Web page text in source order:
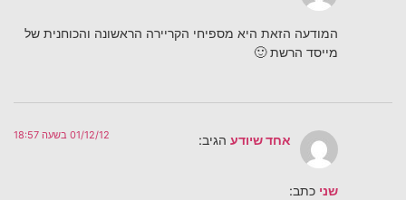
המודעה הזאת היא מספיחי הקריירה הראשונה והכוחנית של
מייסד הרשת 🙂
אחד שיודע הגיב: 01/12/12 בשעה 18:57
שני כתב: